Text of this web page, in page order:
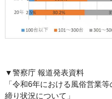
▼警察庁 報道発表資料
「令和6年における風俗営業
締り状況について」